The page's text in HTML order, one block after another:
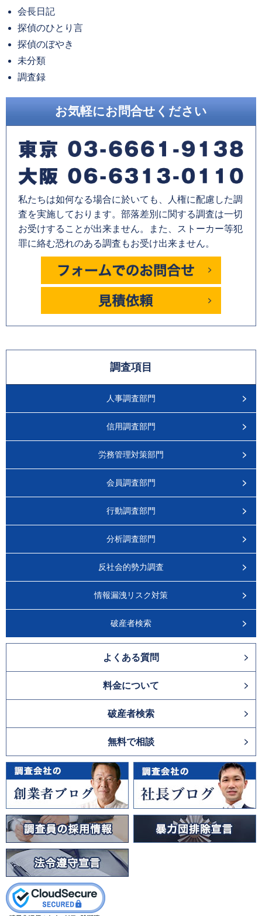
ブ
会長日記
探偵のひとり言
探偵のぼやき
未分類
調査録
お気軽にお問合せください
私たちは如何なる場合に於いても、人権に配慮した調
査を実施しております。部落差別に関する調査は一切
お受けすることが出来ません。また、ストーカー等犯
罪に絡む恐れのある調査もお受け出来ません。
調査項目
人事調査部門
信用調査部門
労務管理対策部門
会員調査部門
行動調査部門
分析調査部門
反社会的勢力調査
情報漏洩リスク対策
破産者検索
よくある質問
料金について
破産者検索
無料で相談